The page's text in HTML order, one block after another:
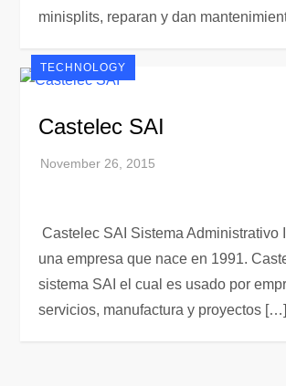
minisplits, reparan y dan
TECHNOLOGY
Castelec SAI
Castelec SAI Sistema Administrativo
una empresa que nace en 1991.
sistema SAI el cual es usado por
servicios, manufactura y proyectos […]